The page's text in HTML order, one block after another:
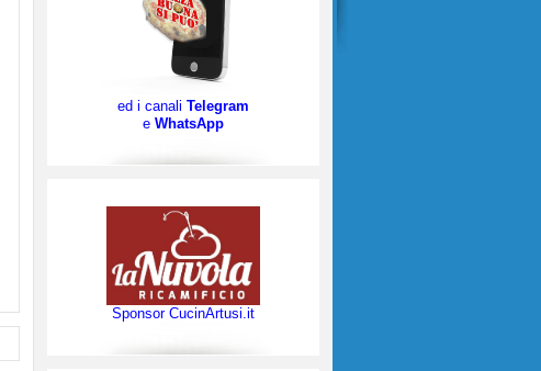
ed i canali Telegram
e WhatsApp
Sponsor CucinArtusi.it